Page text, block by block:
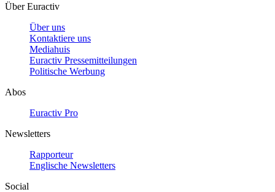
Über Euractiv
Über uns
Kontaktiere uns
Mediahuis
Euractiv Pressemitteilungen
Politische Werbung
Abos
Euractiv Pro
Newsletters
Rapporteur
Englische Newsletters
Social